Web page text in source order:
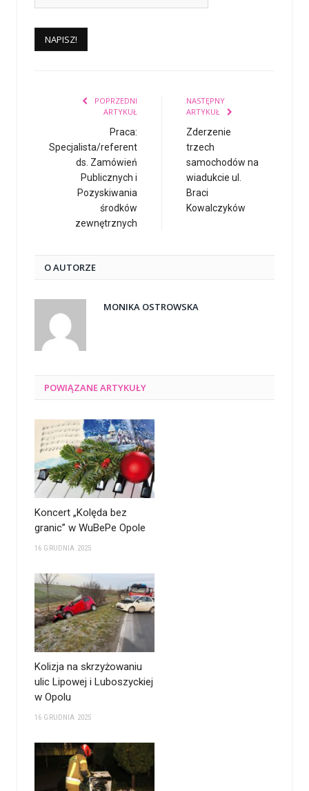
POPRZEDNI
ARTYKUŁ
Praca:
Specjalista/referent
ds. Zamówień
Publicznych i
Pozyskiwania
środków
zewnętrznych
NASTĘPNY
ARTYKUŁ
Zderzenie
trzech
samochodów na
wiadukcie ul.
Braci
Kowalczyków
O AUTORZE
MONIKA OSTROWSKA
POWIĄZANEARTYKUŁY
Koncert „Kolęda bez
granic” w WuBePe Opole
16 GRUDNIA 2025
Kolizja na skrzyżowaniu
ulic Lipowej i Luboszyckiej
w Opolu
16 GRUDNIA 2025